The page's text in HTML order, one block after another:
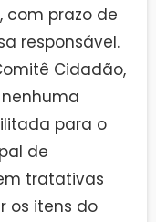
com prazo de
responsável.
Cidadão,
para o
de
tratativas
os itens do